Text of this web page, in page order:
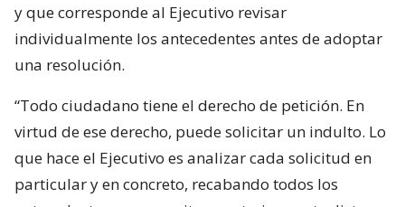
y que corresponde al Ejecutivo revisar
individualmente los antecedentes antes de adoptar
una resolución.
“Todo ciudadano tiene el derecho de petición. En
virtud de ese derecho, puede solicitar un indulto. Lo
que hace el Ejecutivo es analizar cada solicitud en
particular y en concreto, recabando todos los